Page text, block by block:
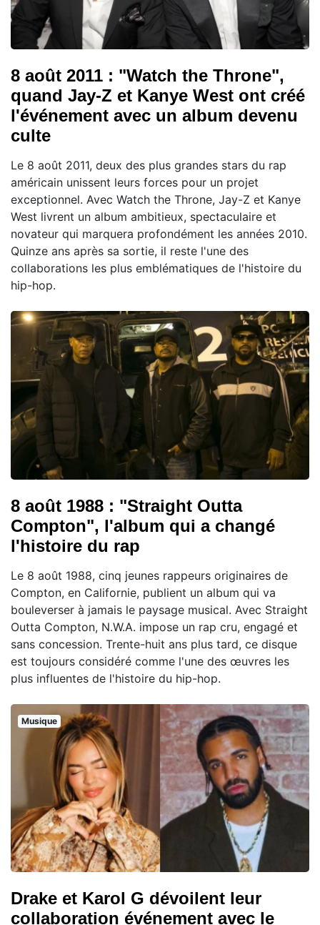
8 août 2011 : "Watch the Throne",
quand Jay-Z et Kanye West ont créé
l'événement avec un album devenu
culte
Le 8 août 2011, deux des plus grandes stars du rap
américain unissent leurs forces pour un projet
exceptionnel. Avec Watch the Throne, Jay-Z et Kanye
West livrent un album ambitieux, spectaculaire et
novateur qui marquera profondément les années 2010.
Quinze ans après sa sortie, il reste l'une des
collaborations les plus emblématiques de l'histoire du
hip-hop.
8 août 1988 : "Straight Outta
Compton", l'album qui a changé
l'histoire du rap
Le 8 août 1988, cinq jeunes rappeurs originaires de
Compton, en Californie, publient un album qui va
bouleverser à jamais le paysage musical. Avec Straight
Outta Compton, N.W.A. impose un rap cru, engagé et
sans concession. Trente-huit ans plus tard, ce disque
est toujours considéré comme l'une des œuvres les
plus influentes de l'histoire du hip-hop.
Musique
Drake et Karol G dévoilent leur
collaboration événement avec le